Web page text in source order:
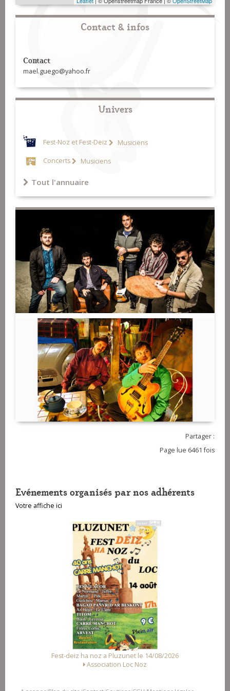
Contact & infos
Contact
mael.guego@yahoo.fr
Univers
Fest-Noz et Fest-Deiz Musiciens
Concerts Musiciens
Tout l'annuaire
Partager :
Page lue 6461 fois
Evénements organisés par nos adhérents
Votre affiche ici
Pluzunet le 14/08/2026
Fest Noz a Arzal le 15/08/
Alliance des Associations